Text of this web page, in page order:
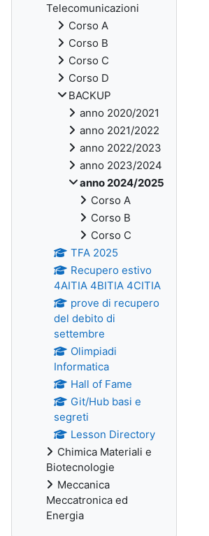
Telecomunicazioni
Corso A
Corso B
Corso C
Corso D
BACKUP
anno 2020/2021
anno 2021/2022
anno 2022/2023
anno 2023/2024
anno 2024/2025
Corso A
Corso B
Corso C
TFA 2025
Recupero estivo
4AITIA 4BITIA 4CITIA
prove di recupero
del debito di
settembre
Olimpiadi
Informatica
Hall of Fame
Git/Hub basi e
segreti
Lesson Directory
Chimica Materiali e
Biotecnologie
Meccanica
Meccatronica ed
Energia